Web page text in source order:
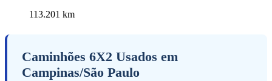
113.201 km
Caminhões 6X2 Usados em
Campinas/São Paulo